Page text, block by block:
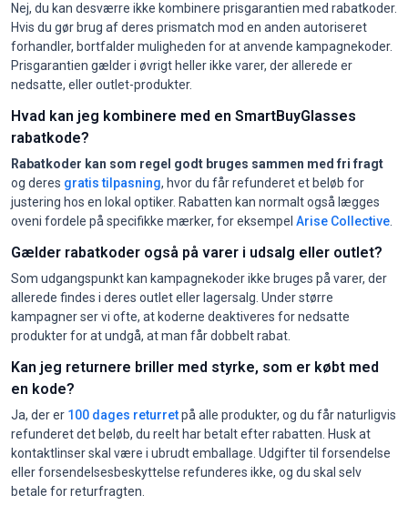
Nej, du kan desværre ikke kombinere prisgarantien med rabatkoder.
Hvis du gør brug af deres prismatch mod en anden autoriseret
forhandler, bortfalder muligheden for at anvende kampagnekoder.
Prisgarantien gælder i øvrigt heller ikke varer, der allerede er
nedsatte, eller outlet-produkter.
Hvad kan jeg kombinere med en SmartBuyGlasses
rabatkode?
Rabatkoder kan som regel godt bruges sammen med fri fragt
og deres gratis tilpasning, hvor du får refunderet et beløb for
justering hos en lokal optiker. Rabatten kan normalt også lægges
oveni fordele på specifikke mærker, for eksempel Arise Collective
Gælder rabatkoder også på varer i udsalg eller outlet?
Som udgangspunkt kan kampagnekoder ikke bruges på varer, der
allerede findes i deres outlet eller lagersalg. Under større
kampagner ser vi ofte, at koderne deaktiveres for nedsatte
produkter for at undgå, at man får dobbelt rabat.
Kan jeg returnere briller med styrke, som er købt med
en kode?
Ja, der er 100 dages returretpå alle produkter, og du får naturligvis
refunderet det beløb, du reelt har betalt efter rabatten. Husk at
kontaktlinser skal være i ubrudt emballage. Udgifter til forsendelse
eller forsendelsesbeskyttelse refunderes ikke, og du skal selv
betale for returfragten.